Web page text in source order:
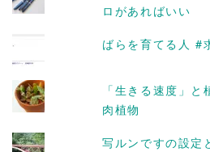
ロがあればいい
ばらを育てる人 #
「生きる速度」
肉植物
写ルンですの設定